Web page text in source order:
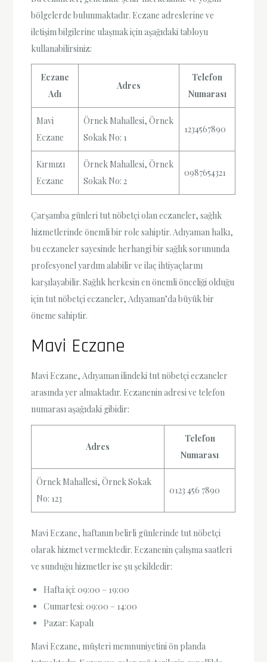
bölgelerde bulunmaktadır. Eczane adreslerine ve
iletişim bilgilerine ulaşmak için aşağıdaki tabloyu
kullanabilirsiniz:
Eczane
Adı
Adres
Telefon
Numarası
Mavi
Eczane
Örnek Mahallesi, Örnek
Sokak No: 1
1234567890
Kırmızı
Eczane
Örnek Mahallesi, Örnek
Sokak No: 2
0987654321
Çarşamba günleri tut nöbetçi olan eczaneler, sağlık
hizmetlerinde önemli bir role sahiptir. Adıyaman halkı,
bu eczaneler sayesinde herhangi bir sağlık sorununda
profesyonel yardım alabilir ve ilaç ihtiyaçlarını
karşılayabilir. Sağlık herkesin en önemli önceliği olduğu
için tut nöbetçi eczaneler, Adıyaman’da büyük bir
öneme sahiptir.
Mavi Eczane
Mavi Eczane, Adıyaman ilindeki tut nöbetçi eczaneler
arasında yer almaktadır. Eczanenin adresi ve telefon
numarası aşağıdaki gibidir:
Adres
Telefon
Numarası
Örnek Mahallesi, Örnek Sokak
No: 123
0123 456 7890
Mavi Eczane, haftanın belirli günlerinde tut nöbetçi
olarak hizmet vermektedir. Eczanenin çalışma saatleri
ve sunduğu hizmetler ise şu şekildedir:
Hafta içi: 09:00 – 19:00
Cumartesi: 09:00 – 14:00
Pazar: Kapalı
Mavi Eczane, müşteri memnuniyetini ön planda